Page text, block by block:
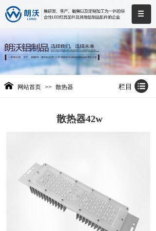
栏目
网站首页 >> 散热器
散热器42w